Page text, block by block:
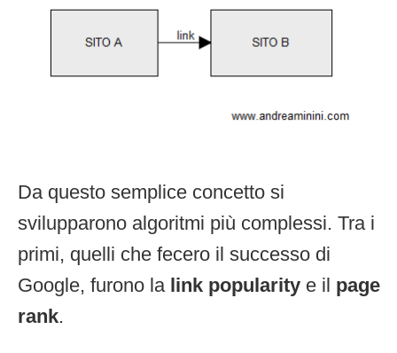
Da questo semplice concetto si
svilupparono algoritmi più complessi. Tra i
primi, quelli che fecero il successo di
Google, furono lalink popularity e il page
rank.